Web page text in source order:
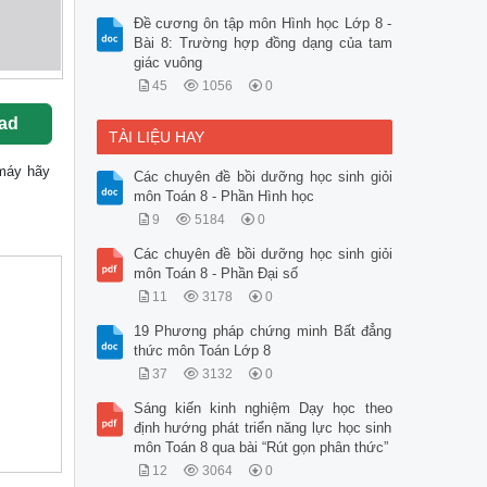
hãy
Đề cương ôn tập môn Hình học Lớp 8 -
Bài 8: Trường hợp đồng dạng của tam
giác vuông
45 1056 0
TÀI LIỆU HAY
Các chuyên đề bồi dưỡng học sinh giỏi
môn Toán 8 - Phần Hình học
9 5184 0
Các chuyên đề bồi dưỡng học sinh giỏi
môn Toán 8 - Phần Đại số
11 3178 0
19 Phương pháp chứng minh Bất đẳng
thức môn Toán Lớp 8
37 3132 0
Sáng kiến kinh nghiệm Dạy học theo
định hướng phát triển năng lực học sinh
môn Toán 8 qua bài “Rút gọn phân thức”
12 3064 0